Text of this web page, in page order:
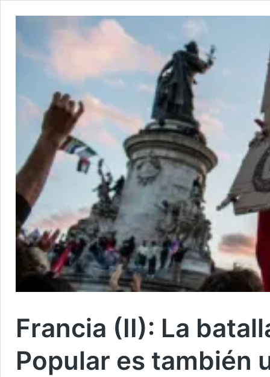
Francia (II): La
Popular es también